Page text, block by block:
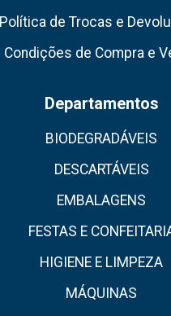
Política de Trocas e
Condições de Compra e
Departamentos
BIODEGRADÁVEIS
DESCARTÁVEIS
EMBALAGENS
FESTAS E
HIGIENE E LIMPEZA
MÁQUINAS